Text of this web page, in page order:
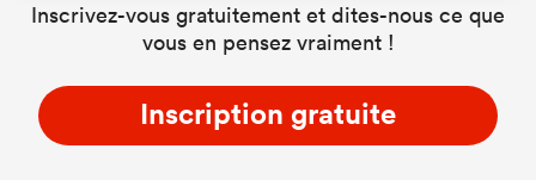
Inscrivez-vous gratuitement et dites-nous ce que
vous en pensez vraiment !
Inscription gratuite